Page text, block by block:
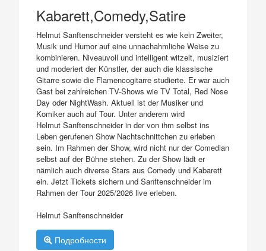
Kabarett,Comedy,Satire
Helmut Sanftenschneider versteht es wie kein Zweiter,
Musik und Humor auf eine unnachahmliche Weise zu
kombinieren. Niveauvoll und intelligent witzelt, musiziert
und moderiert der Künstler, der auch die klassische
Gitarre sowie die Flamencogitarre studierte. Er war auch
Gast bei zahlreichen TV-Shows wie TV Total, Red Nose
Day oder NightWash. Aktuell ist der Musiker und
Komiker auch auf Tour. Unter anderem wird
Helmut Sanftenschneider in der von ihm selbst ins
Leben gerufenen Show Nachtschnittchen zu erleben
sein. Im Rahmen der Show, wird nicht nur der Comedian
selbst auf der Bühne stehen. Zu der Show lädt er
nämlich auch diverse Stars aus Comedy und Kabarett
ein. Jetzt Tickets sichern und Sanftenschneider im
Rahmen der Tour 2025/2026 live erleben.
Helmut Sanftenschneider
Подробности